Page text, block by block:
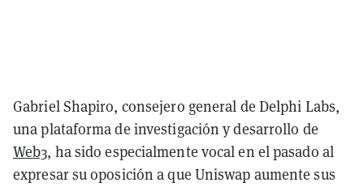
Gabriel Shapiro, consejero general de Delphi Labs,
una plataforma de investigación y desarrollo de
Web3, ha sido especialmente vocal en el pasado al
expresar su oposición a que Uniswap aumente sus